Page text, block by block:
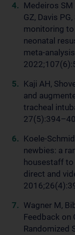
Medeiros SM
GZ, Davis
monitoring
neonatal
meta-
Kaji AH,
and
tracheal
Koele-
newbies: a
housestaff
direct and
Wagner M,
Feedback on
Randomized